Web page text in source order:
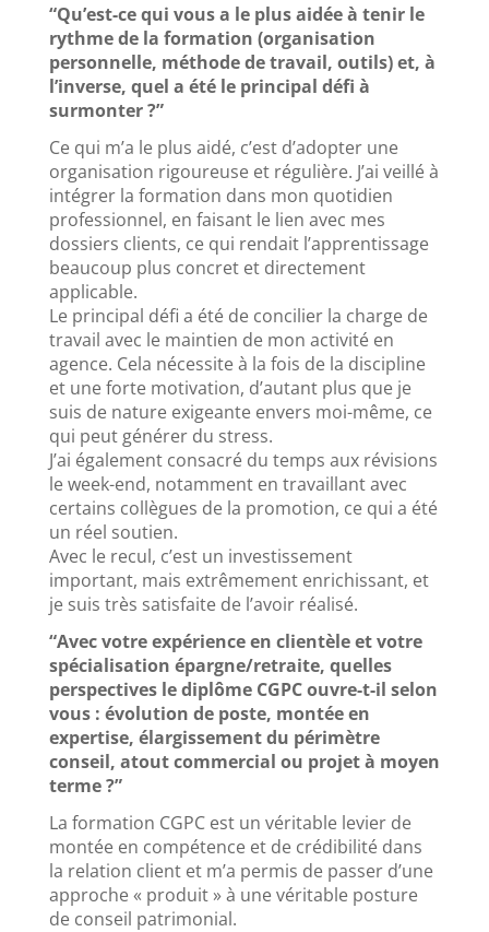
“Qu’est-ce qui vous a le plus aidée à tenir le
rythme de la formation (organisation
personnelle, méthode de travail, outils) et, à
l’inverse, quel a été le principal défi à
surmonter ?”
Ce qui m’a le plus aidé, c’est d’adopter une
organisation rigoureuse et régulière. J’ai veillé à
intégrer la formation dans mon quotidien
professionnel, en faisant le lien avec mes
dossiers clients, ce qui rendait l’apprentissage
beaucoup plus concret et directement
applicable.
Le principal défi a été de concilier la charge de
travail avec le maintien de mon activité en
agence. Cela nécessite à la fois de la discipline
et une forte motivation, d’autant plus que je
suis de nature exigeante envers moi-même, ce
qui peut générer du stress.
J’ai également consacré du temps aux révisions
le week-end, notamment en travaillant avec
certains collègues de la promotion, ce qui a été
un réel soutien.
Avec le recul, c’est un investissement
important, mais extrêmement enrichissant, et
je suis très satisfaite de l’avoir réalisé.
“Avec votre expérience en clientèle et votre
spécialisation épargne/retraite, quelles
perspectives le diplôme CGPC ouvre-t-il selon
vous : évolution de poste, montée en
expertise, élargissement du périmètre
conseil, atout commercial ou projet à moyen
terme ?”
La formation CGPC est un véritable levier de
montée en compétence et de crédibilité dans
la relation client et m’a permis de passer d’une
approche « produit » à une véritable posture
de conseil patrimonial.